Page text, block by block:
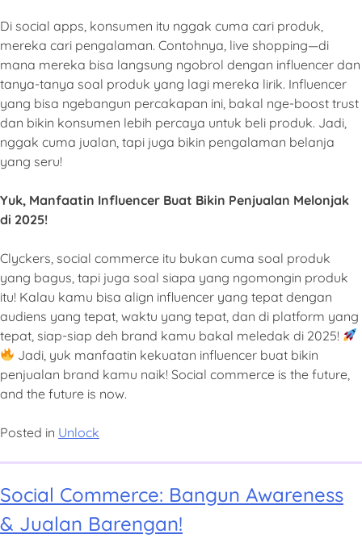
Di social apps, konsumen itu nggak cuma cari produk,
mereka cari pengalaman. Contohnya, live shopping—di
mana mereka bisa langsung ngobrol dengan influencer dan
tanya-tanya soal produk yang lagi mereka lirik. Influencer
yang bisa ngebangun percakapan ini, bakal nge-boost trust
dan bikin konsumen lebih percaya untuk beli produk. Jadi,
nggak cuma jualan, tapi juga bikin pengalaman belanja
yang seru!
Yuk, Manfaatin Influencer Buat Bikin Penjualan Melonjak
di 2025!
Clyckers, social commerce itu bukan cuma soal produk
yang bagus, tapi juga soal siapa yang ngomongin produk
itu! Kalau kamu bisa align influencer yang tepat dengan
audiens yang tepat, waktu yang tepat, dan di platform yang
tepat, siap-siap deh brand kamu bakal meledak di 2025!
Jadi, yuk manfaatin kekuatan influencer buat bikin
penjualan brand kamu naik! Social commerce is the future,
and the future is now.
Posted in Unlock
Social Commerce: Bangun Awareness
& Jualan Barengan!